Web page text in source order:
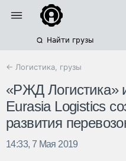
Найти грузы
← Логистика, грузы
«РЖД Логистика»
Eurasia Logistics
развития
14:33, 7 Мая 2019